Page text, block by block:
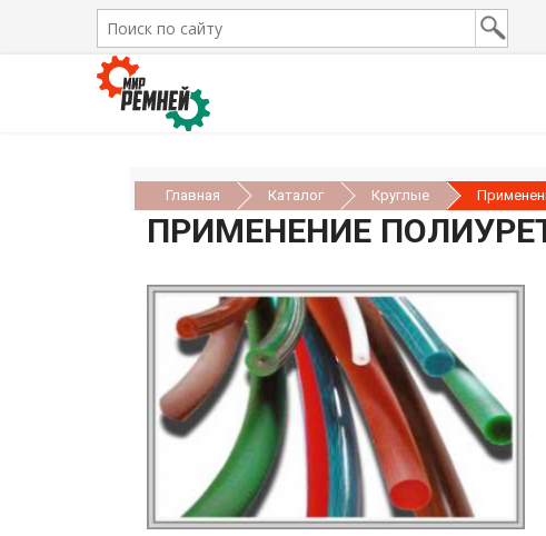
Главная Каталог Круглые
ПРИМЕНЕНИЕ